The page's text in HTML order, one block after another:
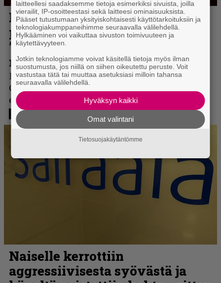
laitteellesi saadaksemme tietoja esimerkiksi sivuista, joilla
vierailit, IP-osoitteestasi sekä laitteesi ominaisuuksista.
Pääset tutustumaan yksityiskohtaisesti käyttötarkoituksiin ja
teknologiakumppaneihimme seuraavalla välilehdellä.
Hylkääminen voi vaikuttaa sivuston toimivuuteen ja
käytettävyyteen.
Jotkin teknologiamme voivat käsitellä tietoja myös ilman
suostumusta, jos niillä on siihen oikeutettu peruste. Voit
vastustaa tätä tai muuttaa asetuksiasi milloin tahansa
seuraavalla välilehdellä.
Hyväksyn kaikki
Omat valintani
Tietosuojakäytäntömme